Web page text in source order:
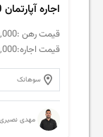
اجاره آپارتمان 100 متر سوهانک فول مشاعات
قیمت رهن :
قیمت اجاره:
سوهانک
مهدی نصیری